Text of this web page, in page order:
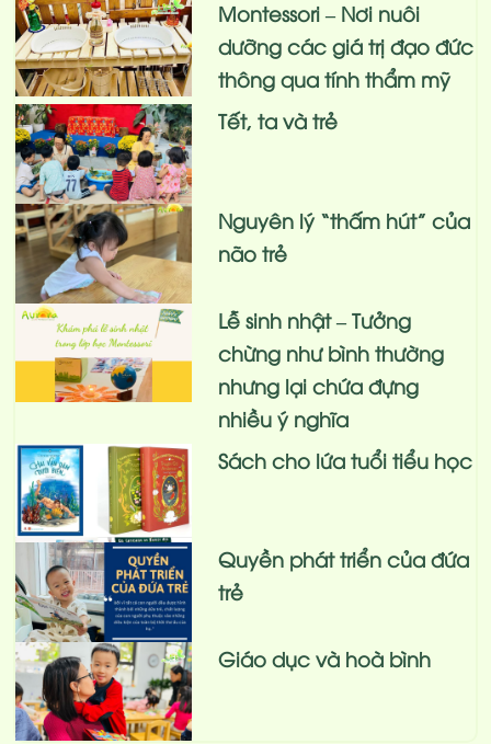
Montessori – Nơi nuôi
dưỡng các giá trị đạo đức
thông qua tính thẩm mỹ
Tết, ta và trẻ
Nguyên lý “thấm hút” của
não trẻ
Lễ sinh nhật – Tưởng
chừng như bình thường
nhưng lại chứa đựng
nhiều ý nghĩa
Sách cho lứa tuổi tiểu học
Quyền phát triển của đứa
trẻ
Giáo dục và hoà bình